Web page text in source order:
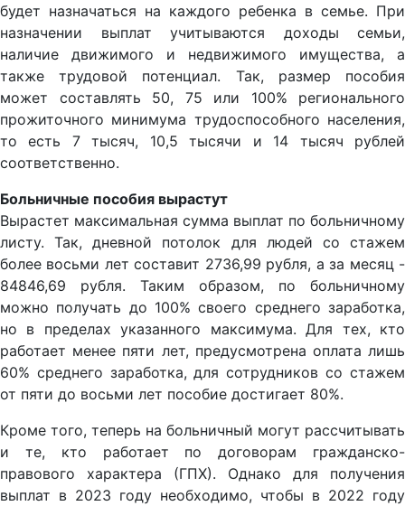
будет назначаться на каждого ребенка в семье. При
назначении выплат учитываются доходы семьи,
наличие движимого и недвижимого имущества, а
также трудовой потенциал. Так, размер пособия
может составлять 50, 75 или 100% регионального
прожиточного минимума трудоспособного населения,
то есть 7 тысяч, 10,5 тысячи и 14 тысяч рублей
соответственно.
Больничные пособия вырастут
Вырастет максимальная сумма выплат по больничному
листу. Так, дневной потолок для людей со стажем
более восьми лет составит 2736,99 рубля, а за месяц -
84846,69 рубля. Таким образом, по больничному
можно получать до 100% своего среднего заработка,
но в пределах указанного максимума. Для тех, кто
работает менее пяти лет, предусмотрена оплата лишь
60% среднего заработка, для сотрудников со стажем
от пяти до восьми лет пособие достигает 80%.
Кроме того, теперь на больничный могут рассчитывать
и те, кто работает по договорам гражданско-
правового характера (ГПХ). Однако для получения
выплат в 2023 году необходимо, чтобы в 2022 году